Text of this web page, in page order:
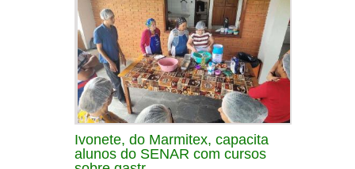
Ivonete, do Marmitex, capacita
alunos do SENAR com cursos